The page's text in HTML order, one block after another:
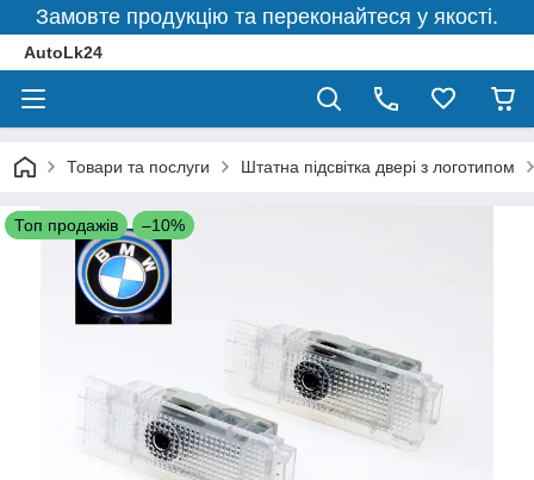
Замовте продукцію та переконайтеся у якості.
AutoLk24
Товари та послуги Штатна підсвітка двері з логотипом
Топ продажів –10%